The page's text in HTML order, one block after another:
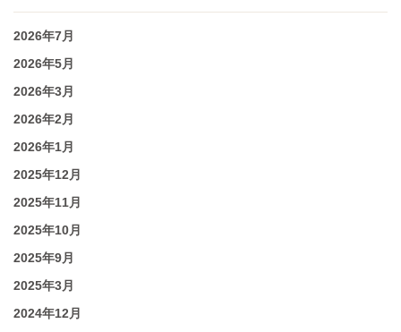
2026年7月
2026年5月
2026年3月
2026年2月
2026年1月
2025年12月
2025年11月
2025年10月
2025年9月
2025年3月
2024年12月